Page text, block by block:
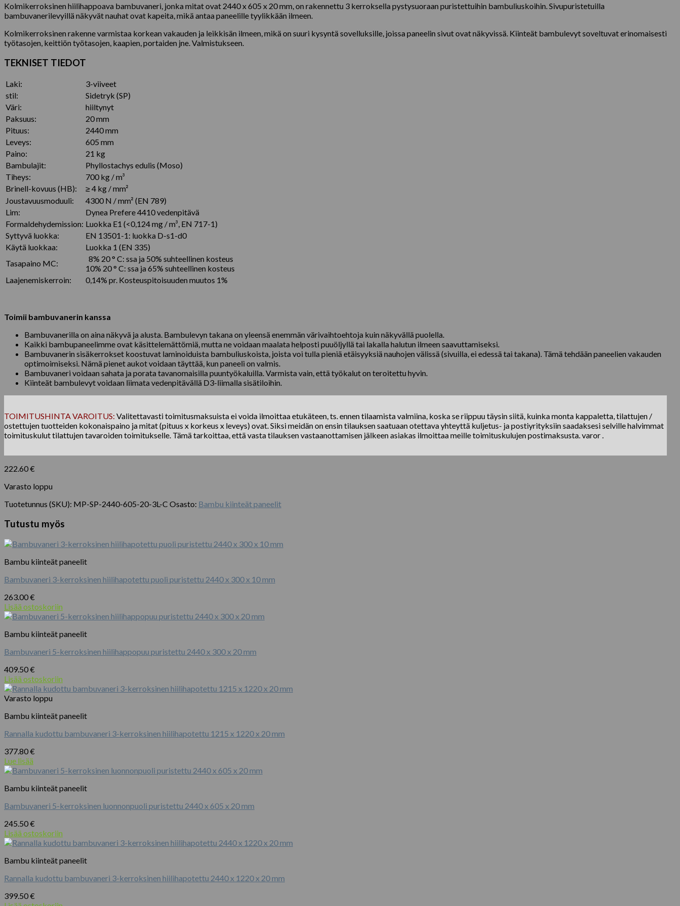
Kolmikerroksinen hiilihappoava bambuvaneri, jonka mitat ovat 2440 x 605 x 20 mm, on rakennettu 3 kerroksella pystysuoraan puristettuihin bambuliuskoihin. Sivupuristetuilla
bambuvanerilevyillä näkyvät nauhat ovat kapeita, mikä antaa paneelille tyylikkään ilmeen.
Kolmikerroksinen rakenne varmistaa korkean vakauden ja leikkisän ilmeen, mikä on suuri kysyntä sovelluksille, joissa paneelin sivut ovat näkyvissä. Kiinteät bambulevyt soveltuvat erinomaisesti
työtasojen, keittiön työtasojen, kaapien, portaiden jne. Valmistukseen.
TEKNISET TIEDOT
Laki:
3-viiveet
stil:
Sidetryk (SP)
Väri:
hiiltynyt
Paksuus:
20 mm
Pituus:
2440 mm
Leveys:
605 mm
Paino:
21 kg
Bambulajit:
Phyllostachys edulis (Moso)
Tiheys:
700 kg / m³
Brinell-kovuus (HB):
≥ 4 kg / mm²
Joustavuusmoduuli:
4300 N / mm² (EN 789)
Lim:
Dynea Prefere 4410 vedenpitävä
Formaldehydemission: Luokka E1 (<0,124 mg / m³, EN 717-1)
Syttyvä luokka:
EN 13501-1: luokka D-s1-d0
Käytä luokkaa:
Luokka 1 (EN 335)
Tasapaino MC:
8% 20 ° C: ssa ja 50% suhteellinen kosteus
10% 20 ° C: ssa ja 65% suhteellinen kosteus
Laajenemiskerroin:
0,14% pr. Kosteuspitoisuuden muutos 1%
Toimii bambuvanerin kanssa
Bambuvanerilla on aina näkyvä ja alusta. Bambulevyn takana on yleensä enemmän värivaihtoehtoja kuin näkyvällä puolella.
Kaikki bambupaneelimme ovat käsittelemättömiä, mutta ne voidaan maalata helposti puuöljyllä tai lakalla halutun ilmeen saavuttamiseksi.
Bambuvanerin sisäkerrokset koostuvat laminoiduista bambuliuskoista, joista voi tulla pieniä etäisyyksiä nauhojen välissä (sivuilla, ei edessä tai takana). Tämä tehdään paneelien vakauden
optimoimiseksi. Nämä pienet aukot voidaan täyttää, kun paneeli on valmis.
Bambuvaneri voidaan sahata ja porata tavanomaisilla puuntyökaluilla. Varmista vain, että työkalut on teroitettu hyvin.
Kiinteät bambulevyt voidaan liimata vedenpitävällä D3-liimalla sisätiloihin.
TOIMITUSHINTA VAROITUS: Valitettavasti toimitusmaksuista ei voida ilmoittaa etukäteen, ts. ennen tilaamista valmiina, koska se riippuu täysin siitä, kuinka monta kappaletta, tilattujen /
ostettujen tuotteiden kokonaispaino ja mitat (pituus x korkeus x leveys) ovat. Siksi meidän on ensin tilauksen saatuaan otettava yhteyttä kuljetus- ja postiyrityksiin saadaksesi selville halvimmat
toimituskulut tilattujen tavaroiden toimitukselle. Tämä tarkoittaa, että vasta tilauksen vastaanottamisen jälkeen asiakas ilmoittaa meille toimituskulujen postimaksusta. varor .
222.60€
Varasto loppu
Tuotetunnus (SKU): MP-SP-2440-605-20-3L-C Osasto: Bambu kiinteät paneelit
Tutustu myös
Bambu kiinteät paneelit
Bambuvaneri 3-kerroksinen hiilihapotettu puoli puristettu 2440 x 300 x 10 mm
263.00€
Lisää ostoskoriin
Bambu kiinteät paneelit
Bambuvaneri 5-kerroksinen hiilihappopuu puristettu 2440 x 300 x 20 mm
409.50€
Lisää ostoskoriin
Varasto loppu
Bambu kiinteät paneelit
Rannalla kudottu bambuvaneri 3-kerroksinen hiilihapotettu 1215 x 1220 x 20 mm
377.80€
Lue lisää
Bambu kiinteät paneelit
Bambuvaneri 5-kerroksinen luonnonpuoli puristettu 2440 x 605 x 20 mm
245.50€
Lisää ostoskoriin
Bambu kiinteät paneelit
Rannalla kudottu bambuvaneri 3-kerroksinen hiilihapotettu 2440 x 1220 x 20 mm
399.50€